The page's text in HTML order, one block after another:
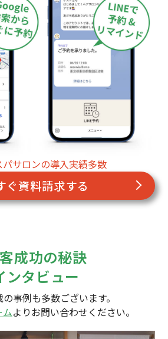
パサロンの導入実績多数
ぐ資料請求する
成功の秘訣
ンタビュー
事例も多数ございます。
ムよりお問い合わせください。